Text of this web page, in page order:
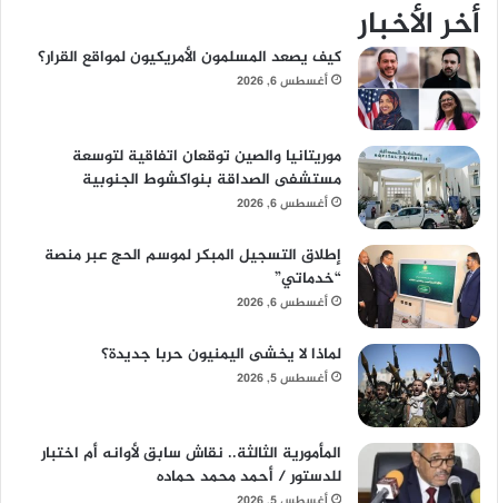
أخر الأخبار
كيف يصعد المسلمون الأمريكيون لمواقع القرار؟
أغسطس 6, 2026
موريتانيا والصين توقعان اتفاقية لتوسعة
مستشفى الصداقة بنواكشوط الجنوبية
أغسطس 6, 2026
إطلاق التسجيل المبكر لموسم الحج عبر منصة
“خدماتي”
أغسطس 6, 2026
لماذا لا يخشى اليمنيون حربا جديدة؟
أغسطس 5, 2026
المأمورية الثالثة.. نقاش سابق لأوانه أم اختبار
للدستور / أحمد محمد حماده